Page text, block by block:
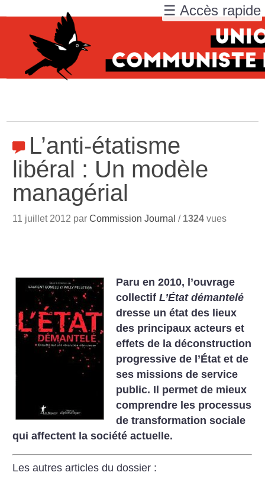
L’anti-étatisme
libéral : Un modèle
managérial
11 juillet 2012 parCommission Journal / 1324 vues
Paru en 2010, l’ouvrage
collectifL’État démantelé
dresse un état des lieux
des principaux acteurs et
effets de la déconstruction
progressive de l’État et de
ses missions de service
public. Il permet de mieux
comprendre les processus
de transformation sociale
qui affectent la société actuelle.
Les autres articles du dossier :
☰ Accès rapide